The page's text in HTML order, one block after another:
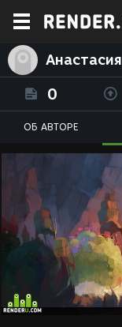
0
ОБ АВТОРЕ